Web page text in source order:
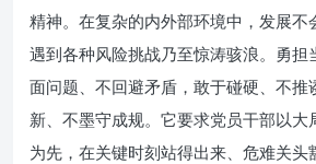
精神。在复杂的内外部环境中，发展不
遇到各种风险挑战乃至惊涛骇浪。勇担
面问题、不回避矛盾，敢于碰硬、不推
新、不墨守成规。它要求党员干部以大
为先，在关键时刻站得出来、危难关头